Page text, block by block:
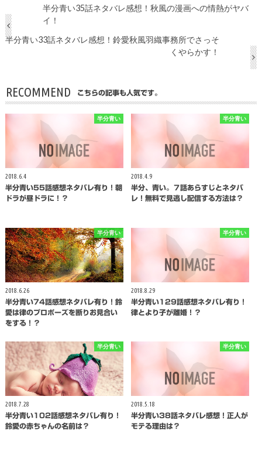
半分青い35話ネタバレ感想！秋風の漫画への情熱がヤバ
イ！
半分青い33話ネタバレ感想！鈴愛秋風羽織事務所でさっそ
くやらかす！
RECOMMEND こちらの記事も人気です。
半分青い
2018.6.4
半分青い55話感想ネタバレ有り！朝
ドラが昼ドラに！？
半分青い
2018.4.9
半分、青い。７話あらすじとネタバ
レ！無料で見逃し配信する方法は？
半分青い
2018.6.26
半分青い74話感想ネタバレ有り！鈴
愛は律のプロポーズを断りお見合い
をする！？
半分青い
2018.8.29
半分青い129話感想ネタバレ有り！
律とより子が離婚！？
半分青い
2018.7.28
半分青い102話感想ネタバレ有り！
鈴愛の赤ちゃんの名前は？
半分青い
2018.5.18
半分青い38話ネタバレ感想！正人が
モテる理由は？